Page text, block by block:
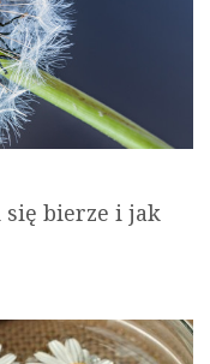
się bierze i jak